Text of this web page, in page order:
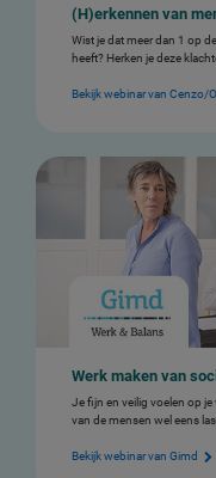
(H)erkennen van
Wist je dat meer dan 1 op
heeft? Herken je deze
Bekijk webinar van Cenzo/
Werk maken van
Je fijn en veilig voelen op
van de mensen wel eens
Bekijk webinar van Gimd